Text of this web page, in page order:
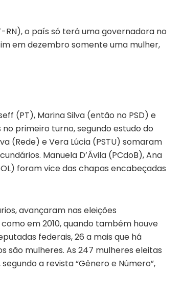
o país só terá uma governadora no
em dezembro somente uma mulher,
(PT), Marina Silva (então no PSD) e
primeiro turno, segundo estudo do
(Rede) e Vera Lúcia (PSTU) somaram
Manuela D’Ávila (PCdoB), Ana
foram vice das chapas encabeçadas
avançaram nas eleições
em 2010, quando também houve
federais, 26 a mais que há
são mulheres. As 247 mulheres eleitas
a revista “Gênero e Número”,